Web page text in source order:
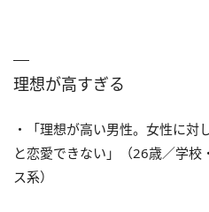
理想が高すぎる
・「理想が高い男性。女性に対
と恋愛できない」（26歳／学
ス系）